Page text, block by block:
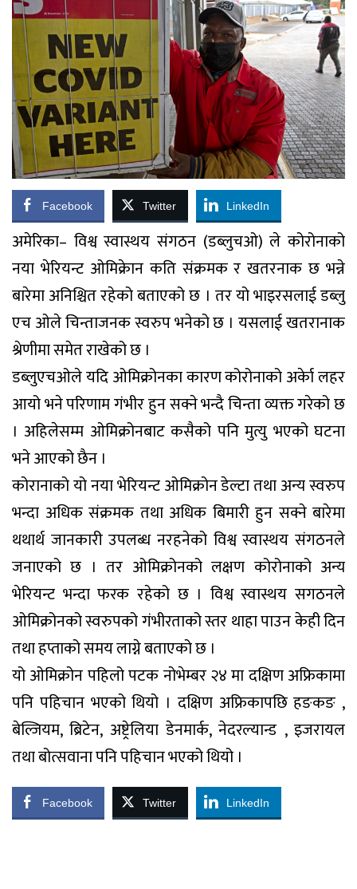
Facebook Twitter LinkedIn
अमेरिका– विश्व स्वास्थय संगठन (डब्लुचओ) ले कोरोनाको
नया भेरियन्ट ओमिक्रेान कति संक्रमक र खतरनाक छ भन्ने
बारेमा अनिश्चित रहेको बताएको छ । तर यो भाइरसलाई डब्लु
एच ओले चिन्ताजनक स्वरुप भनेको छ । यसलाई खतरानाक
श्रेणीमा समेत राखेको छ ।
डब्लुएचओले यदि ओमिक्रोनका कारण कोरोनाको अर्केा लहर
आयो भने परिणाम गंभीर हुन सक्ने भन्दै चिन्ता व्यक्त गरेको छ
। अहिलेसम्म ओमिक्रोनबाट कसैको पनि मुत्यु भएको घटना
भने आएको छैन ।
कोरानाको यो नया भेरियन्ट ओमिक्रोन डेल्टा तथा अन्य स्वरुप
भन्दा अधिक संक्रमक तथा अधिक बिमारी हुन सक्ने बारेमा
थथार्थ जानकारी उपलब्ध नरहनेको विश्व स्वास्थय संगठनले
जनाएको छ । तर ओमिक्रोनको लक्षण कोरोनाको अन्य
भेरियन्ट भन्दा फरक रहेको छ । विश्व स्वास्थय सगठनले
ओमिक्रोनको स्वरुपको गंभीरताको स्तर थाहा पाउन केही दिन
तथा हप्ताको समय लाग्ने बताएको छ ।
यो ओमिक्रोन पहिलो पटक नोभेम्बर २४ मा दक्षिण अफ्रिकामा
पनि पहिचान भएको थियो । दक्षिण अफ्रिकापछि हङकङ ,
बेल्जियम, ब्रिटेन, अष्ट्रेलिया डेनमार्क, नेदरल्यान्ड , इजरायल
तथा बोत्सवाना पनि पहिचान भएको थियो ।
Facebook Twitter LinkedIn